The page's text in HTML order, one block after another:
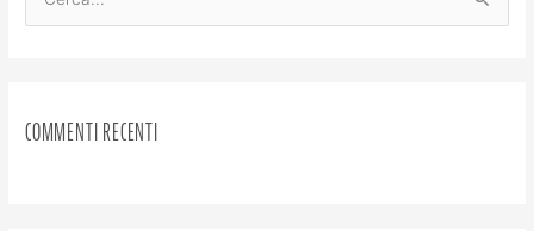
a
COMMENTI RECENTI